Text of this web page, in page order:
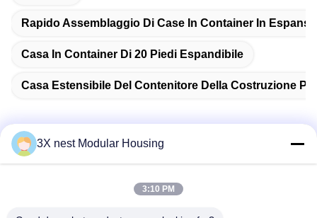
Rapido Assemblaggio Di Case In Container In
Casa In Container Di 20 Piedi Espandibile
Casa Estensibile Del Contenitore Della Costruzione
3X nest Modular Housing
3:10 PM